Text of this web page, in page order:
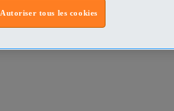
Autoriser tous les cookies